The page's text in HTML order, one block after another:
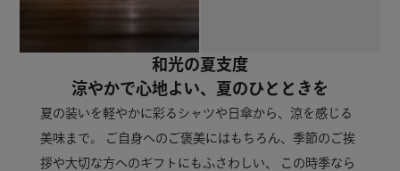
和光の夏支度
涼やかで心地よい、夏のひとときを
夏の装いを軽やかに彩るシャツや日傘から、涼を感じる
美味まで。 ご自身へのご褒美にはもちろん、季節のご挨
拶や大切な方へのギフトにもふさわしい、 この時季なら